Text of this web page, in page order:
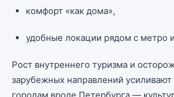
комфорт «как дома»,
удобные локации рядом с метро
Рост внутреннего туризма и
зарубежных направлений усиливают